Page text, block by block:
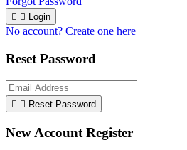
  Login
No account? Create one here
Reset Password
  Reset Password
New Account Register